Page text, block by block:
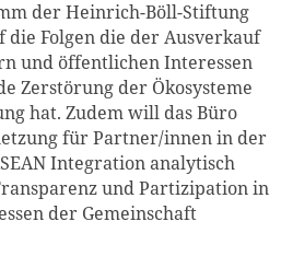
der Heinrich-Böll-Stiftung
die Folgen die der Ausverkauf
und öffentlichen Interessen
Zerstörung der Ökosysteme
hat. Zudem will das Büro
für Partner/innen in der
Integration analytisch
und Partizipation in
der Gemeinschaft